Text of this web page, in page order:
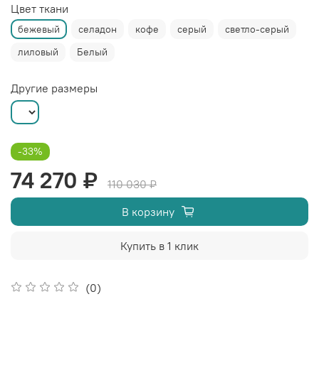
(0)
Цвет ткани
бежевый селадон кофе серый
светло-серый
лиловый
Белый
-33%
74 270 ₽
110 030 ₽
В корзину
Купить в 1 клик
Другие размеры